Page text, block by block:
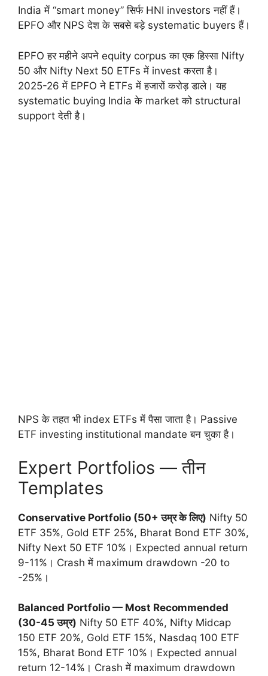
India में “smart money” सिर्फ HNI investors नहीं हैं।
EPFO और NPS देश के सबसे बड़े systematic buyers हैं।
EPFO हर महीने अपने equity corpus का एक हिस्सा Nifty
50 और Nifty Next 50 ETFs में invest करता है।
2025-26 में EPFO ने ETFs में हजारों करोड़ डाले। यह
systematic buying India के market को structural
support देती है।
NPS के तहत भी index ETFs में पैसा जाता है। Passive
ETF investing institutional mandate बन चुका है।
Expert Portfolios — तीन
Templates
Conservative Portfolio (50+ उम्र के लिए) Nifty 50
ETF 35%, Gold ETF 25%, Bharat Bond ETF 30%,
Nifty Next 50 ETF 10%। Expected annual return
9-11%। Crash में maximum drawdown -20 to
-25%।
Balanced Portfolio — Most Recommended
(30-45 उम्र) Nifty 50 ETF 40%, Nifty Midcap
150 ETF 20%, Gold ETF 15%, Nasdaq 100 ETF
15%, Bharat Bond ETF 10%। Expected annual
return 12-14%। Crash में maximum drawdown